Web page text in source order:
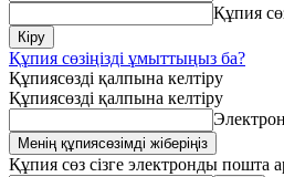
Құпия
Құпия сөзіңізді ұмыттыңыз ба?
Құпиясөзді қалпына келтіру
Құпиясөзді қалпына келтіру
Құпия сөз сізге электронды пошта